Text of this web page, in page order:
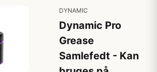
DYNAMIC
Dynamic Pro
Grease
Samlefedt - Kan